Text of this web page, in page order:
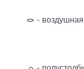
- воздушная